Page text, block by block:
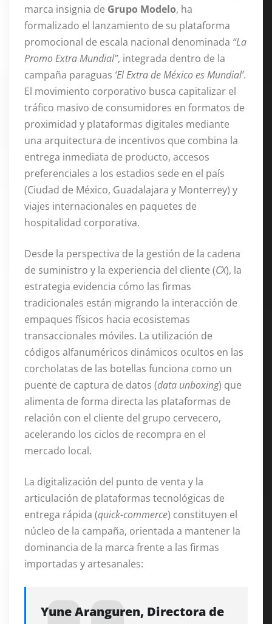
marca insignia de Grupo Modelo, ha
formalizado el lanzamiento de su plataforma
promocional de escala nacional denominada “La
Promo Extra Mundial”, integrada dentro de la
campaña paraguas ‘El Extra de México es Mundial’.
El movimiento corporativo busca capitalizar el
tráfico masivo de consumidores en formatos de
proximidad y plataformas digitales mediante
una arquitectura de incentivos que combina la
entrega inmediata de producto, accesos
preferenciales a los estadios sede en el país
(Ciudad de México, Guadalajara y Monterrey) y
viajes internacionales en paquetes de
hospitalidad corporativa.
Desde la perspectiva de la gestión de la cadena
de suministro y la experiencia del cliente (CX), la
estrategia evidencia cómo las firmas
tradicionales están migrando la interacción de
empaques físicos hacia ecosistemas
transaccionales móviles. La utilización de
códigos alfanuméricos dinámicos ocultos en las
corcholatas de las botellas funciona como un
puente de captura de datos (data unboxing) que
alimenta de forma directa las plataformas de
relación con el cliente del grupo cervecero,
acelerando los ciclos de recompra en el
mercado local.
La digitalización del punto de venta y la
articulación de plataformas tecnológicas de
entrega rápida (quick-commerce) constituyen el
núcleo de la campaña, orientada a mantener la
dominancia de la marca frente a las firmas
importadas y artesanales:
Yune Aranguren, Directora de